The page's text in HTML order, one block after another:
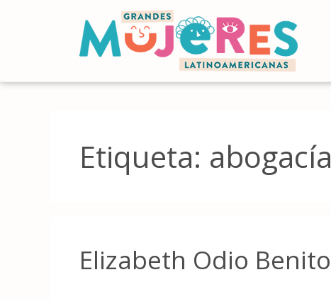
Etiqueta: abogacía
Elizabeth Odio Benito